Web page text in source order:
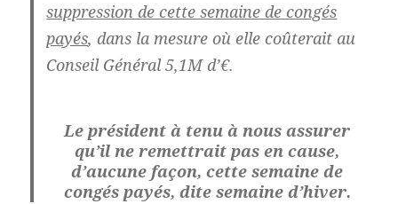
suppression de cette semaine de congés
payés, dans la mesure où elle coûterait au
Conseil Général 5,1M d’€.
Le président à tenu à nous assurer
qu’il ne remettrait pas en cause,
d’aucune façon, cette semaine de
congés payés, dite semaine d’hiver.